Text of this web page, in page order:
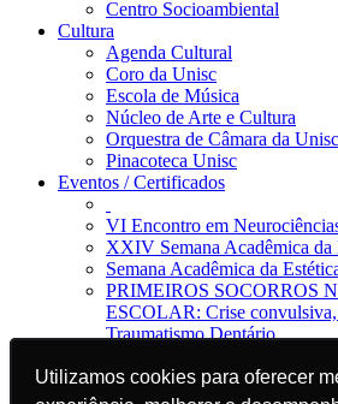
Utilizamos cookies para oferecer
Utilizamos cookies para oferecer
Centro Socioambiental
Cultura
Agenda Cultural
Coro da Unisc
Escola de Música
Núcleo de Arte e Cultura
Orquestra de Câmara da Unisc
Pinacoteca Unisc
Eventos / Certificados
VI Encontro em
XXIV Semana Acadêmica da
Semana Acadêmica da
PRIMEIROS SOCORROS
ESCOLAR: Crise convulsiva,
Traumatismo Dentário
Jornal da Unisc
Notícias